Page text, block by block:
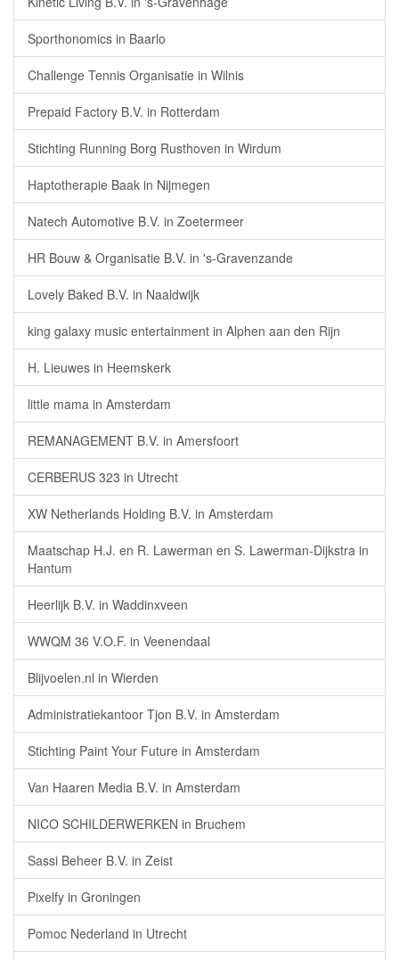
Sporthonomics in Baarlo
Challenge Tennis Organisatie in Wilnis
Prepaid Factory B.V. in Rotterdam
Stichting Running Borg Rusthoven in Wirdum
Haptotherapie Baak in Nijmegen
Natech Automotive B.V. in Zoetermeer
HR Bouw & Organisatie B.V. in 's-Gravenzande
Lovely Baked B.V. in Naaldwijk
king galaxy music entertainment in Alphen aan den Rijn
H. Lieuwes in Heemskerk
little mama in Amsterdam
REMANAGEMENT B.V. in Amersfoort
CERBERUS 323 in Utrecht
XW Netherlands Holding B.V. in Amsterdam
Maatschap H.J. en R. Lawerman en S. Lawerman-Dijkstra in
Hantum
Heerlijk B.V. in Waddinxveen
WWQM 36 V.O.F. in Veenendaal
Blijvoelen.nl in Wierden
Administratiekantoor Tjon B.V. in Amsterdam
Stichting Paint Your Future in Amsterdam
Van Haaren Media B.V. in Amsterdam
NICO SCHILDERWERKEN in Bruchem
Sassi Beheer B.V. in Zeist
Pixelfy in Groningen
Pomoc Nederland in Utrecht